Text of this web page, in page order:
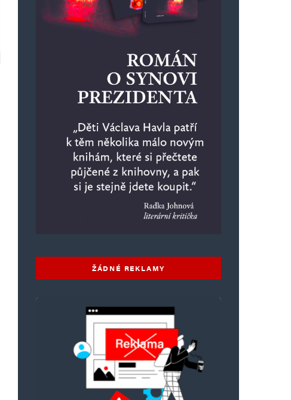
ŽÁDNÉ REKLAMY